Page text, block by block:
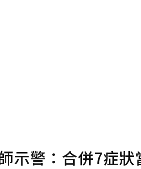
示警：合併7症狀